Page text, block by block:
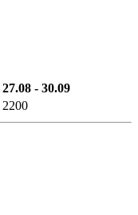
27.08 - 30.09
2200